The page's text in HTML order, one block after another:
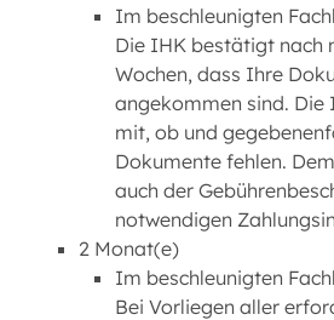
Im beschleunigten
Die IHK bestätigt nach
Wochen, dass Ihre
angekommen sind. Die
mit, ob und
Dokumente fehlen.
auch der
notwendigen
2 Monat(e)
Im beschleunigten
Bei Vorliegen aller